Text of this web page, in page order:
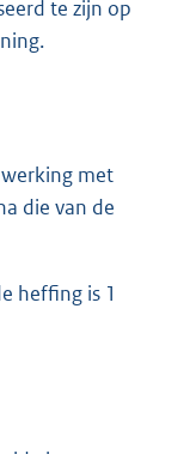
te zijn op
met
die van de
heffing is 1